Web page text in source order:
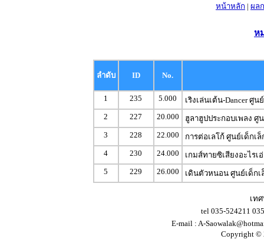
หน้าหลัก | ผล
ห
ลำดับ ID No.
1 235 5.000
เริงเล่นเต้น-Dancer ศูน
2
227 20.000
ฮูลาฮูปประกอบเพลง ศู
3
228 22.000
การต่อเลโก้ ศูนย์เด็กเล็
4
230 24.000
เกมส์ทายซิเสียงอะไรเ
5
229 26.000 เดินตัวหนอน ศูนย์เด็กเ
เท
tel 035-524211
E-mail : A-
Copyright ©